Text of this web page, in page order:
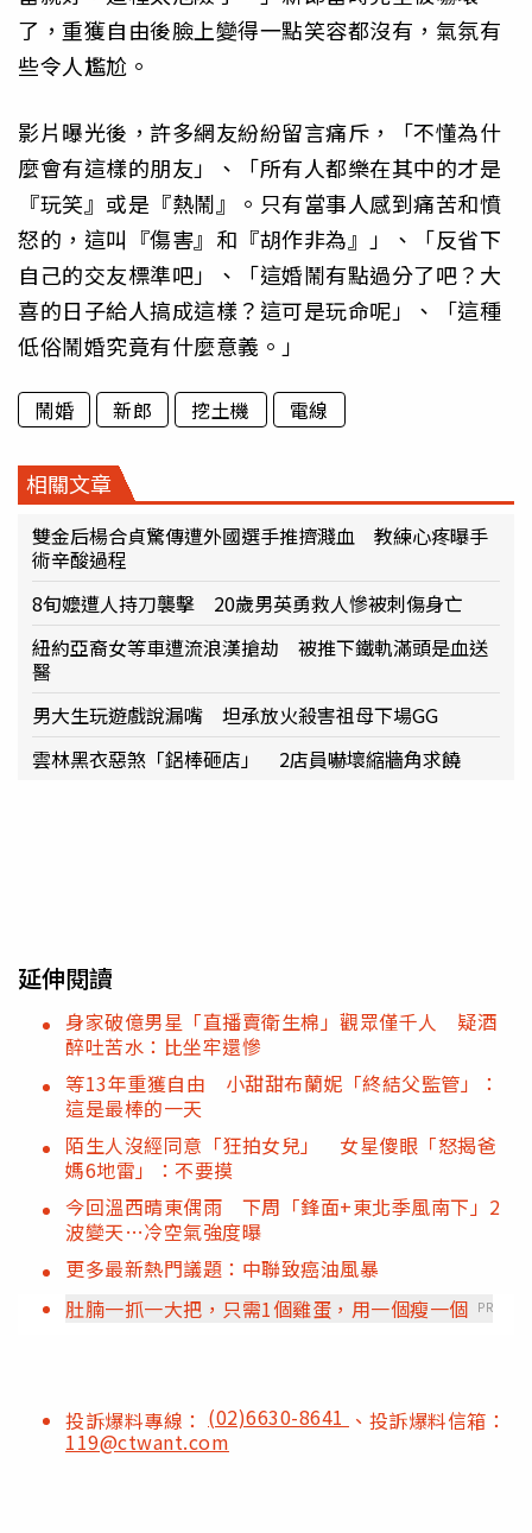
了，重獲自由後臉上變得一點笑容都沒有，氣氛有
些令人尷尬。
影片曝光後，許多網友紛紛留言痛斥，「不懂為什
麼會有這樣的朋友」、「所有人都樂在其中的才是
『玩笑』或是『熱鬧』。只有當事人感到痛苦和憤
怒的，這叫『傷害』和『胡作非為』」、「反省下
自己的交友標準吧」、「這婚鬧有點過分了吧？大
喜的日子給人搞成這樣？這可是玩命呢」、「這種
低俗鬧婚究竟有什麼意義。」
鬧婚 新郎 挖土機 電線
相關文章
雙金后楊合貞驚傳遭外國選手推擠濺血 教練心疼曝手
術辛酸過程
8旬嬤遭人持刀襲擊 20歲男英勇救人慘被刺傷身亡
紐約亞裔女等車遭流浪漢搶劫 被推下鐵軌滿頭是血送
醫
男大生玩遊戲說漏嘴 坦承放火殺害祖母下場GG
雲林黑衣惡煞「鋁棒砸店」 2店員嚇壞縮牆角求饒
延伸閱讀
身家破億男星「直播賣衛生棉」觀眾僅千人 疑酒
醉吐苦水：比坐牢還慘
等13年重獲自由 小甜甜布蘭妮「終結父監管」：
這是最棒的一天
陌生人沒經同意「狂拍女兒」 女星傻眼「怒揭爸
媽6地雷」：不要摸
今回溫西晴東偶雨 下周「鋒面+東北季風南下」2
波變天…冷空氣強度曝
更多最新熱門議題：中聯致癌油風暴
肚腩一抓一大把，只需1個雞蛋，用一個瘦一個 PR
投訴爆料專線： (02)6630-8641 、投訴爆料信箱：
119@ctwant.com